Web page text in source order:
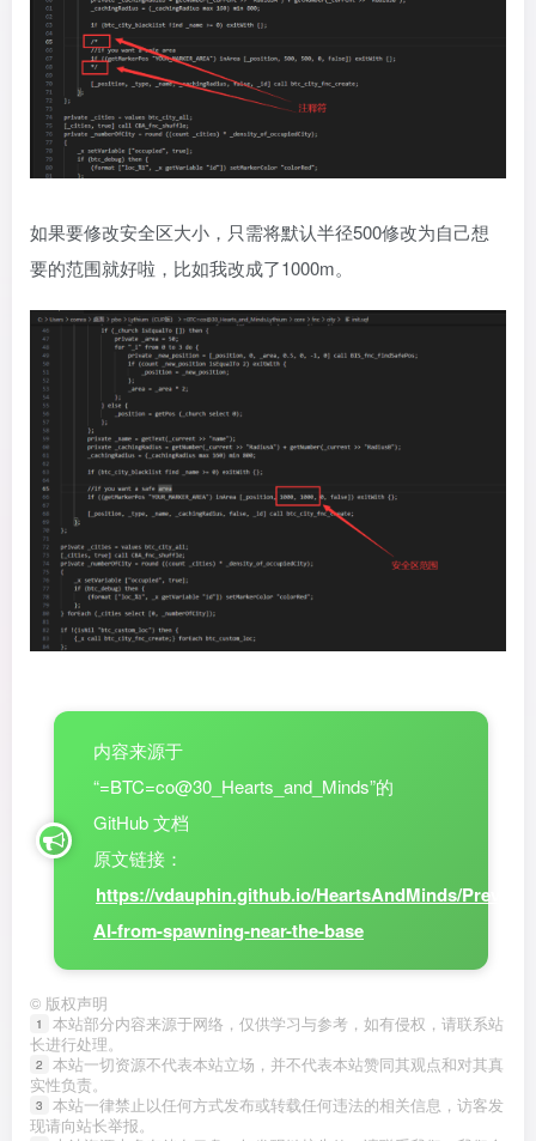
如果要修改安全区大小，只需将默认半径500修改为自己想
要的范围就好啦，比如我改成了1000m。
内容来源于
“=BTC=co@30_Hearts_and_Minds”的
GitHub 文档
原文链接：
https://vdauphin.github.io/HeartsAndMinds/Prevent-
AI-from-spawning-near-the-base
© 版权声明
1
本站部分内容来源于网络，仅供学习与参考，如有侵权，请联系站
长进行处理。
2
本站一切资源不代表本站立场，并不代表本站赞同其观点和对其真
实性负责。
3
本站一律禁止以任何方式发布或转载任何违法的相关信息，访客发
现请向站长举报。